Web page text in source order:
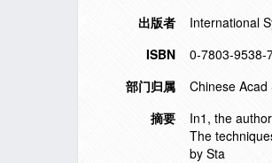
出版者
International
ISBN
0-7803-9538-
部门归属
Chinese
摘要
In1, the
The
by Sta